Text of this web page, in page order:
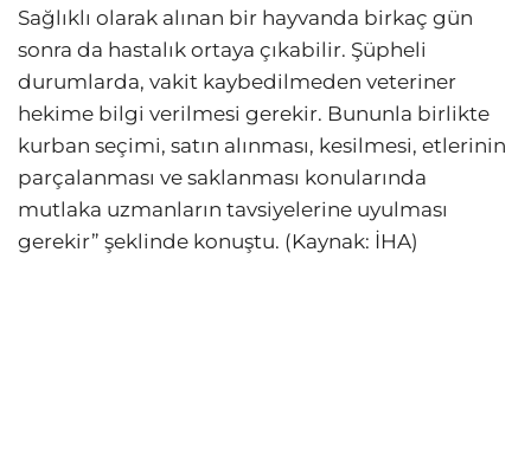
Sağlıklı olarak alınan bir hayvanda birkaç gün
sonra da hastalık ortaya çıkabilir. Şüpheli
durumlarda, vakit kaybedilmeden veteriner
hekime bilgi verilmesi gerekir. Bununla birlikte
kurban seçimi, satın alınması, kesilmesi, etlerinin
parçalanması ve saklanması konularında
mutlaka uzmanların tavsiyelerine uyulması
gerekir” şeklinde konuştu. (Kaynak: İHA)